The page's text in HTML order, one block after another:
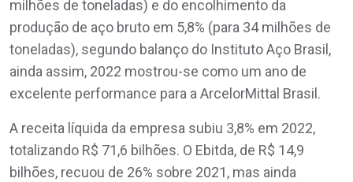
milhões de toneladas) e do encolhimento da
produção de aço bruto em 5,8% (para 34 milhões de
toneladas), segundo balanço do Instituto Aço Brasil,
ainda assim, 2022 mostrou-se como um ano de
excelente performance para a ArcelorMittal Brasil.
A receita líquida da empresa subiu 3,8% em 2022,
totalizando R$ 71,6 bilhões. O Ebitda, de R$ 14,9
bilhões, recuou de 26% sobre 2021, mas ainda